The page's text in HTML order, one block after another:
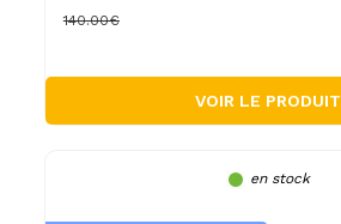
140.00€
VOIR LE PRODUIT
en stock